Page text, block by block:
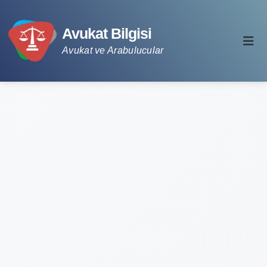
Avukat Bilgisi
Avukat ve Arabulucular